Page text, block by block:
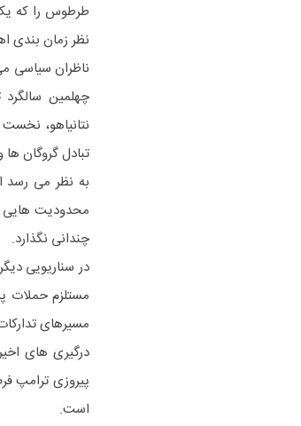
طرطوس را که یک
نظر زمان بندی
ناظران سیاسی
چهلمین
نتانیاهو،
تبادل گروگان
به نظر می رسد
محدودیت هایی
چندانی نگذارد.
در سناریویی
مستلزم حملات
مسیرهای
درگیری های
پیروزی ترامپ
است.